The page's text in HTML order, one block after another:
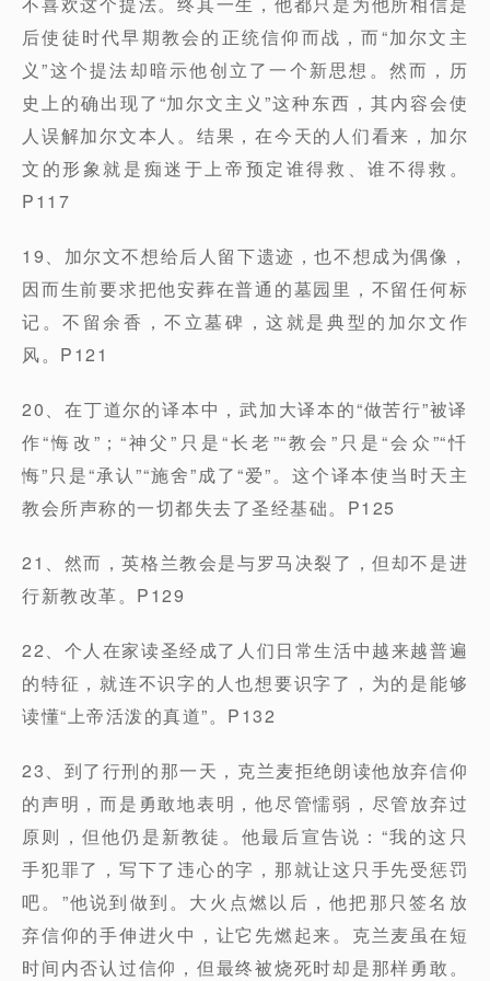
后使徒时代早期教会的正统信仰而战，而“加尔文主
义”这个提法却暗示他创立了一个新思想。然而，历
史上的确出现了“加尔文主义”这种东西，其内容会使
人误解加尔文本人。结果，在今天的人们看来，加尔
文的形象就是痴迷于上帝预定谁得救、谁不得救。
P117
19、加尔文不想给后人留下遗迹，也不想成为偶像，
因而生前要求把他安葬在普通的墓园里，不留任何标
记。不留余香，不立墓碑，这就是典型的加尔文作
风。P121
20、在丁道尔的译本中，武加大译本的“做苦行”被译
作“悔改”；“神父”只是“长老”“教会”只是“会众”“忏
悔”只是“承认”“施舍”成了“爱”。这个译本使当时天主
教会所声称的一切都失去了圣经基础。P125
21、然而，英格兰教会是与罗马决裂了，但却不是进
行新教改革。P129
22、个人在家读圣经成了人们日常生活中越来越普遍
的特征，就连不识字的人也想要识字了，为的是能够
读懂“上帝活泼的真道”。P132
23、到了行刑的那一天，克兰麦拒绝朗读他放弃信仰
的声明，而是勇敢地表明，他尽管懦弱，尽管放弃过
原则，但他仍是新教徒。他最后宣告说：“我的这只
手犯罪了，写下了违心的字，那就让这只手先受惩罚
吧。”他说到做到。大火点燃以后，他把那只签名放
弃信仰的手伸进火中，让它先燃起来。克兰麦虽在短
时间内否认过信仰，但最终被烧死时却是那样勇敢。